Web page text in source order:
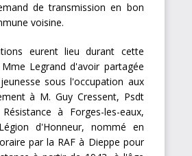
de transmission en bon
voisine.
eurent lieu durant cette
Legrand d'avoir partagée
sous l'occupation aux
à M. Guy Cressent, Psdt
à Forges-les-eaux,
d'Honneur, nommé en
par la RAF à Dieppe pour